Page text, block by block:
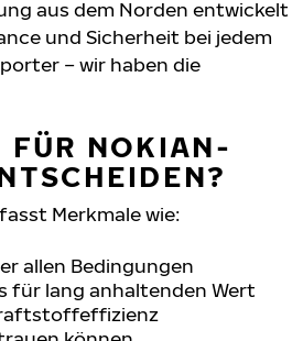
aus dem Norden entwickelt
und Sicherheit bei jedem
– wir haben die
FÜR NOKIAN-
Merkmale wie:
allen Bedingungen
für lang anhaltenden Wert